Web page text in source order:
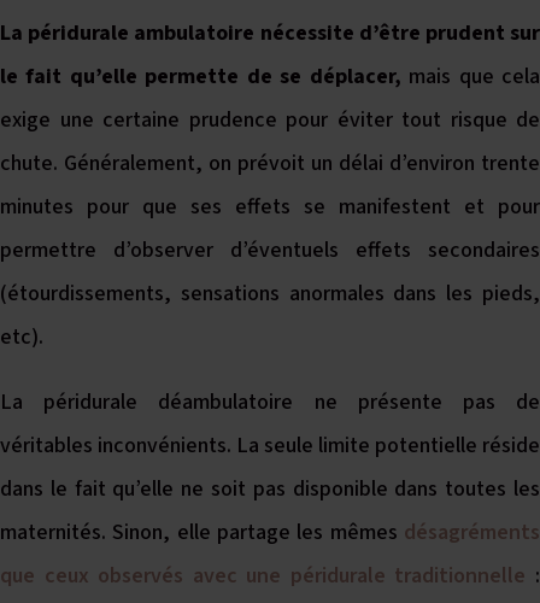
La péridurale ambulatoire nécessite d’être prudent sur
le fait qu’elle permette de se déplacer, mais que cela
exige une certaine prudence pour éviter tout risque de
chute. Généralement, on prévoit un délai d’environ trente
minutes pour que ses effets se manifestent et pour
permettre d’observer d’éventuels effets secondaires
(étourdissements, sensations anormales dans les pieds,
etc).
La péridurale déambulatoire ne présente pas de
véritables inconvénients. La seule limite potentielle réside
dans le fait qu’elle ne soit pas disponible dans toutes les
maternités. Sinon, elle partage les mêmes désagréments
que ceux observés avec une péridurale traditionnelle :